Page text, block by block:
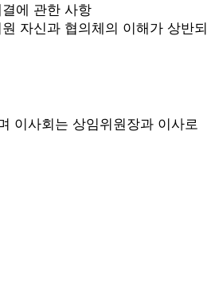
관한 사항
과 협의체의 이해가 상반되
이사회는 상임위원장과 이사로